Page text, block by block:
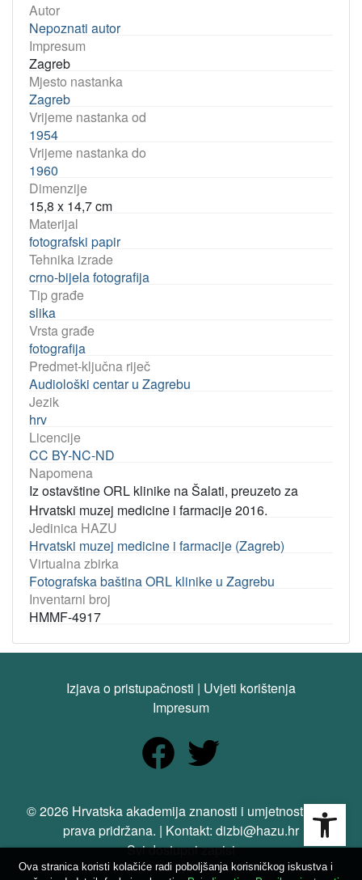
Autor
Nepoznati autor
Impresum
Zagreb
Mjesto nastanka
Zagreb
Vrijeme nastanka od
1954
Vrijeme nastanka do
1960
Dimenzije
15,8 x 14,7 cm
Materijal
fotografski papir
Tehnika izrade
crno-bijela fotografija
Tip građe
slika
Vrsta građe
fotografija
Predmet-ključna riječ
Audiološki centar u Zagrebu
Jezik
hrv
Licencije
CC BY-NC-ND
Napomena
Iz ostavštine ORL klinike na Šalati, preuzeto za
Hrvatski muzej medicine i farmacije 2016.
Jedinica HAZU
Hrvatski muzej medicine i farmacije (Zagreb)
Virtualna zbirka
Fotografska baština ORL klinike u Zagrebu
Inventarni broj
HMMF-4917
Izjava o pristupačnosti | Uvjeti korištenja
Impresum
© 2026 Hrvatska akademija znanosti i umjetnosti. Sva
prava pridržana. | Kontakt: dizbi@hazu.hr
Svi dostupni zapisi
Ova stranica koristi kolačiće radi poboljšanja korisničkog iskustva i